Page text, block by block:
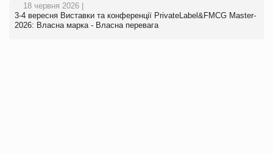
18 червня 2026 |
3-4 вересня Виставки та конференції PrivateLabel&FMCG Master-
2026: Власна марка - Власна перевага